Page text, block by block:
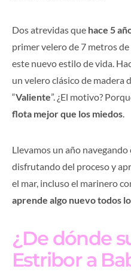
Dos atrevidas que hace 5
primer velero de 7 metros
este nuevo estilo de vida.
un velero clásico de madera
“Valiente”. ¿El motivo?
flota mejor que los miedos.
Llevamos un año
disfrutando del proceso y
el mar, incluso el marinero
aprende algo nuevo todos
¿De dónde
Estribor a